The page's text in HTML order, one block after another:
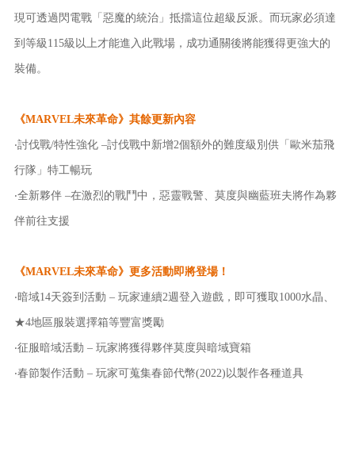
現可透過閃電戰「惡魔的統治」抵擋這位超級反派。而玩家必須達
到等級115級以上才能進入此戰場，成功通關後將能獲得更強大的
裝備。
《MARVEL未來革命》其餘更新內容
‧討伐戰/特性強化 –討伐戰中新增2個額外的難度級別供「歐米茄飛
行隊」特工暢玩
‧全新夥伴 –在激烈的戰鬥中，惡靈戰警、莫度與幽藍班夫將作為夥
伴前往支援
《MARVEL未來革命》更多活動即將登場！
‧暗域14天簽到活動 – 玩家連續2週登入遊戲，即可獲取1000水晶、
★4地區服裝選擇箱等豐富獎勵
‧征服暗域活動 – 玩家將獲得夥伴莫度與暗域寶箱
‧春節製作活動 – 玩家可蒐集春節代幣(2022)以製作各種道具